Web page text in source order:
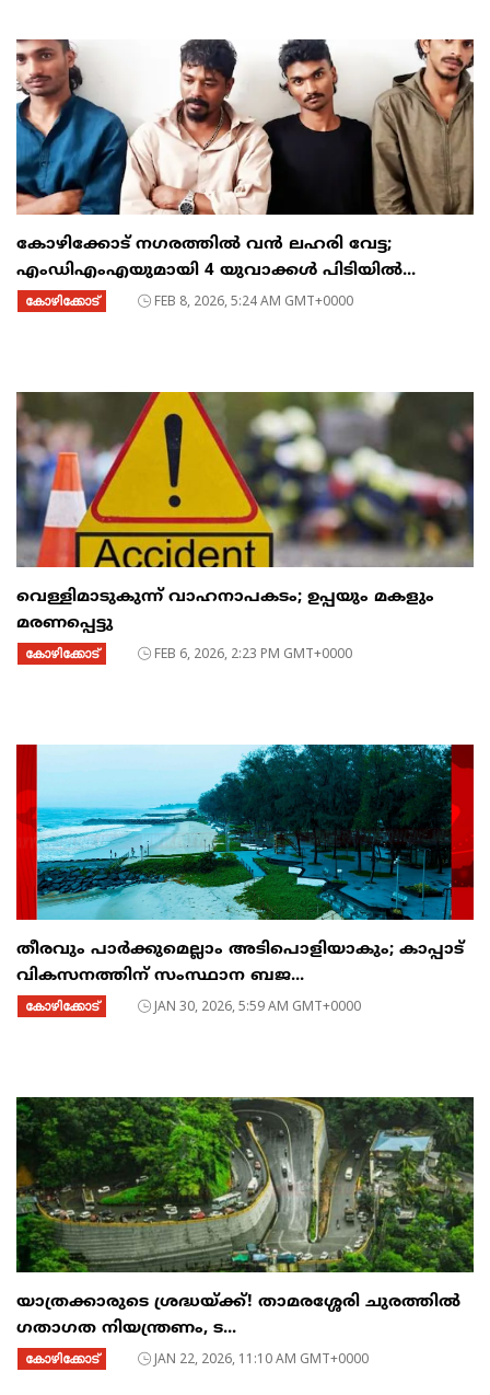
കോഴിക്കോട് നഗരത്തിൽ വൻ ലഹരി വേട്ട;
എംഡിഎംഎയുമായി 4 യുവാക്കൾ പിടിയിൽ...
കോഴിക്കോട് FEB 8, 2026, 5:24 AM GMT+0000
വെള്ളിമാടുകുന്ന് വാഹനാപകടം; ഉപ്പയും മകളും
മരണപ്പെട്ടു
കോഴിക്കോട് FEB 6, 2026, 2:23 PM GMT+0000
തീരവും പാർക്കുമെല്ലാം അടിപൊളിയാകും; കാപ്പാട്
വികസനത്തിന് സംസ്ഥാന ബജ...
കോഴിക്കോട് JAN 30, 2026, 5:59 AM GMT+0000
യാത്രക്കാരുടെ ശ്രദ്ധയ്ക്ക്! താമരശ്ശേരി ചുരത്തിൽ
ഗതാഗത നിയന്ത്രണം, ട...
കോഴിക്കോട് JAN 22, 2026, 11:10 AM GMT+0000